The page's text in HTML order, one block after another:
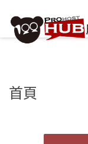
首頁
註冊